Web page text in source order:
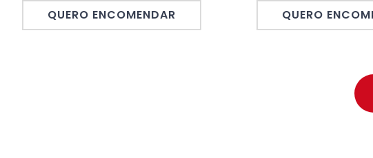
QUERO ENCOMENDAR QUERO